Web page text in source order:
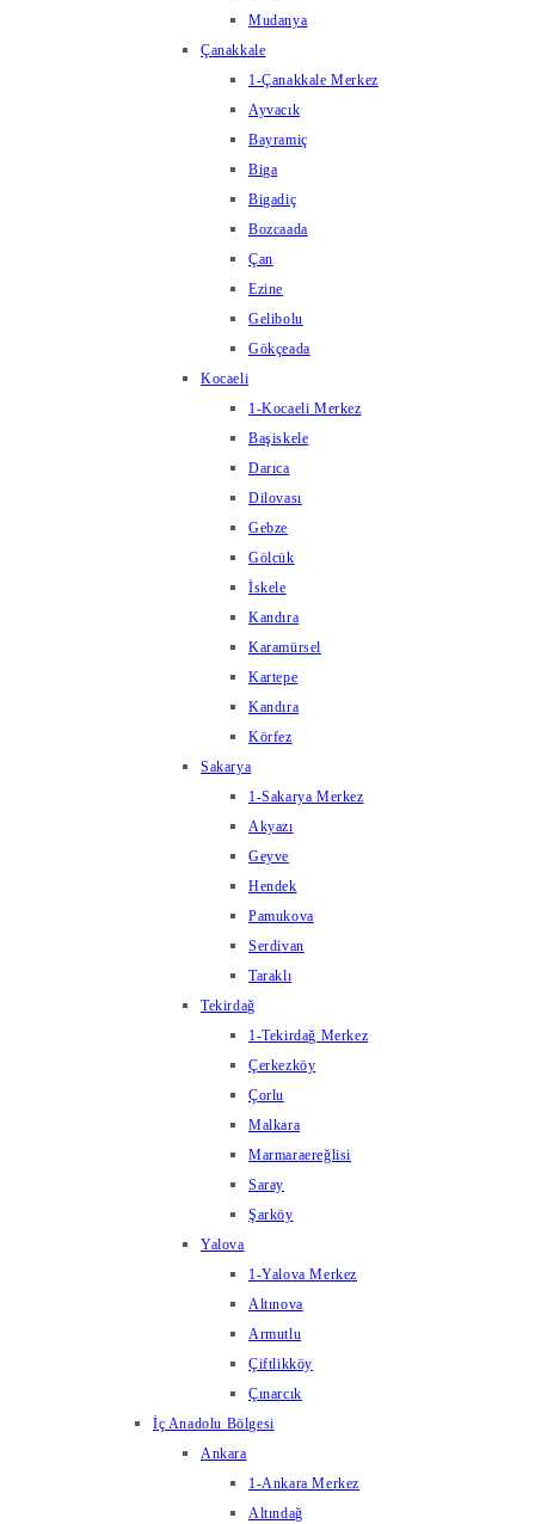
Mudanya
Çanakkale
1-Çanakkale Merkez
Ayvacık
Bayramiç
Biga
Bigadiç
Bozcaada
Çan
Ezine
Gelibolu
Gökçeada
Kocaeli
1-Kocaeli Merkez
Başiskele
Darıca
Dilovası
Gebze
Gölcük
İskele
Kandıra
Karamürsel
Kartepe
Kandıra
Körfez
Sakarya
1-Sakarya Merkez
Akyazı
Geyve
Hendek
Pamukova
Serdivan
Taraklı
Tekirdağ
1-Tekirdağ Merkez
Çerkezköy
Çorlu
Malkara
Marmaraereğlisi
Saray
Şarköy
Yalova
1-Yalova Merkez
Altınova
Armutlu
Çiftlikköy
Çınarcık
İç Anadolu Bölgesi
Ankara
1-Ankara Merkez
Altındağ